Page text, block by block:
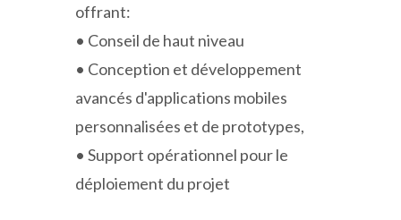
offrant:
• Conseil de haut niveau
• Conception et développement
avancés d'applications mobiles
personnalisées et de prototypes,
• Support opérationnel pour le
déploiement du projet